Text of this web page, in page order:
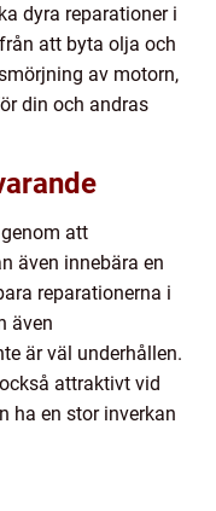
dyra reparationer i
att byta olja och
av motorn,
din och andras
att
även innebära en
reparationerna i
även
är väl underhållen.
attraktivt vid
ha en stor inverkan